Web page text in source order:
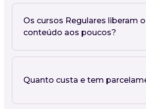
Os cursos Regulares liberam o
conteúdo aos poucos?
Quanto custa e tem